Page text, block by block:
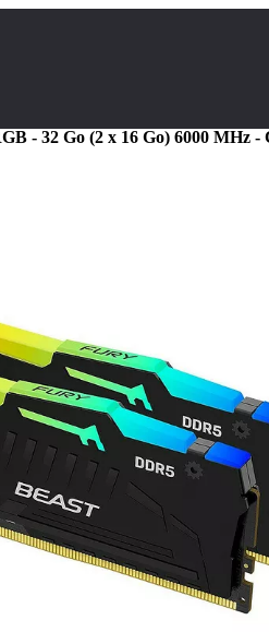
- 32 Go (2 x 16 Go) 6000 MHz -